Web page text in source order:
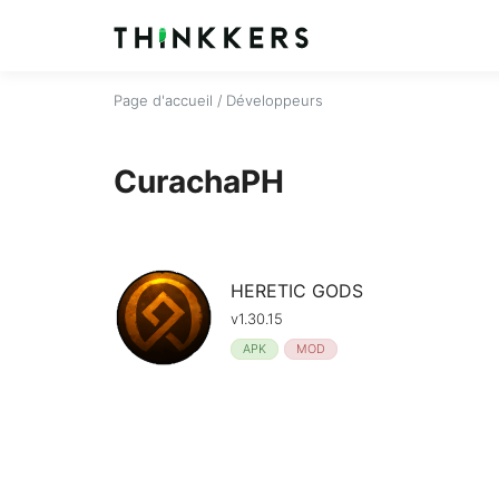
Page d'accueil / Développeurs
CurachaPH
HERETIC GODS
v1.30.15
APK MOD